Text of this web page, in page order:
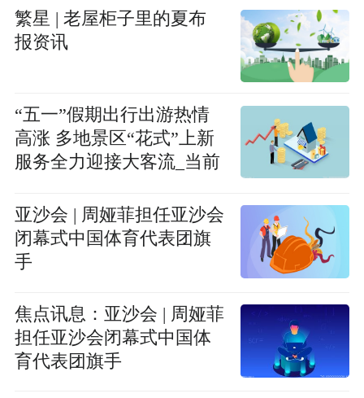
繁星 | 老屋柜子里的夏布
报资讯
“五一”假期出行出游热情
高涨 多地景区“花式”上新
服务全力迎接大客流_当前
亚沙会 | 周娅菲担任亚沙会
闭幕式中国体育代表团旗
手
焦点讯息：亚沙会 | 周娅菲
担任亚沙会闭幕式中国体
育代表团旗手